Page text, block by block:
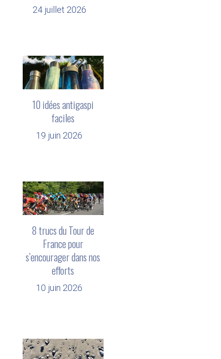
24 juillet 2026
10 idées antigaspi
faciles
19 juin 2026
8 trucs du Tour de
France pour
s’encourager dans nos
efforts
10 juin 2026